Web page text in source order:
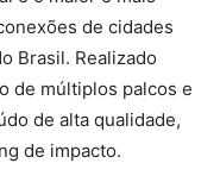
de cidades
Brasil. Realizado
de múltiplos palcos e
de alta qualidade,
de impacto.